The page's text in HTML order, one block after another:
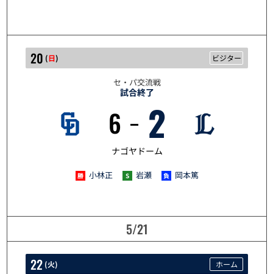
5/20
20 (日) ビジター
セ・パ交流戦
試合終了
6 2
ナゴヤドーム
小林正 岩瀬 岡本篤
5/21
22 (火) ホーム